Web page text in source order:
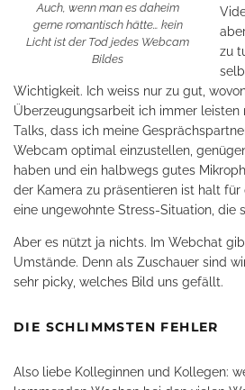
Auch, wenn man es daheim
gerne romantisch hätte… kein
Licht ist der Tod jedes Webcam
Bildes
zu
Wichtigkeit. Ich weiss nur zu gut,
Überzeugungsarbeit ich immer leisten
Talks, dass ich meine
Webcam optimal einzustellen,
haben und ein halbwegs gutes
der Kamera zu präsentieren ist halt
eine ungewohnte Stress-Situation, die
Aber es nützt ja nichts. Im Webchat
Umstände. Denn als Zuschauer sind
sehr picky, welches Bild uns gefällt.
DIE SCHLIMMSTEN FEHLER
Also liebe Kolleginnen und Kollegen: